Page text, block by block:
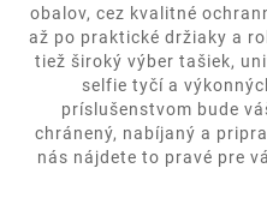
obalov, cez kvalitné
až po praktické držiaky a
tiež široký výber tašiek,
selfie tyčí a
príslušenstvom bude
chránený, nabíjaný a
nás nájdete to pravé pre